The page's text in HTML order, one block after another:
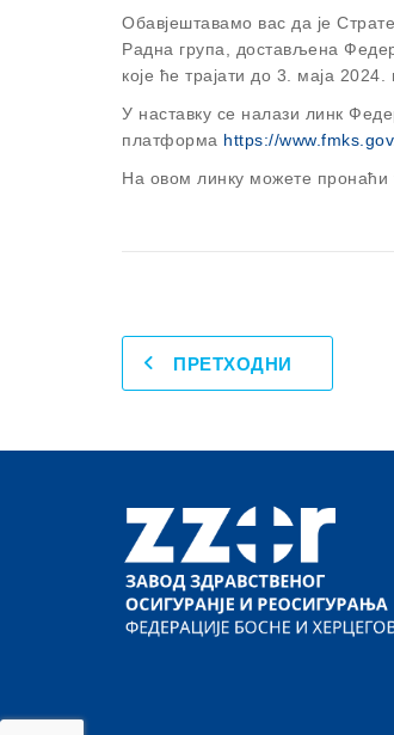
Обавјештавамо вас да је
Радна група, достављена
које ће трајати до 3. маја 2024.
У наставку се налази линк
платформа https://
На овом линку можете пронаћи
ПРЕТХОДНИ